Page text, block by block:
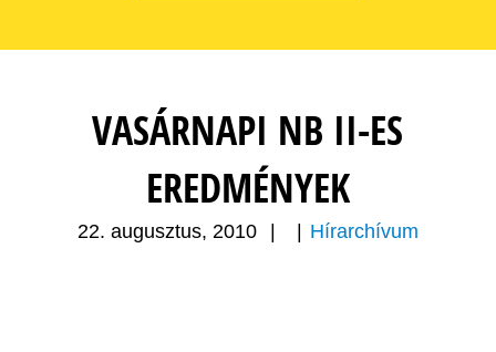
VASÁRNAPI NB II-ES
EREDMÉNYEK
22. augusztus, 2010 Hírarchívum